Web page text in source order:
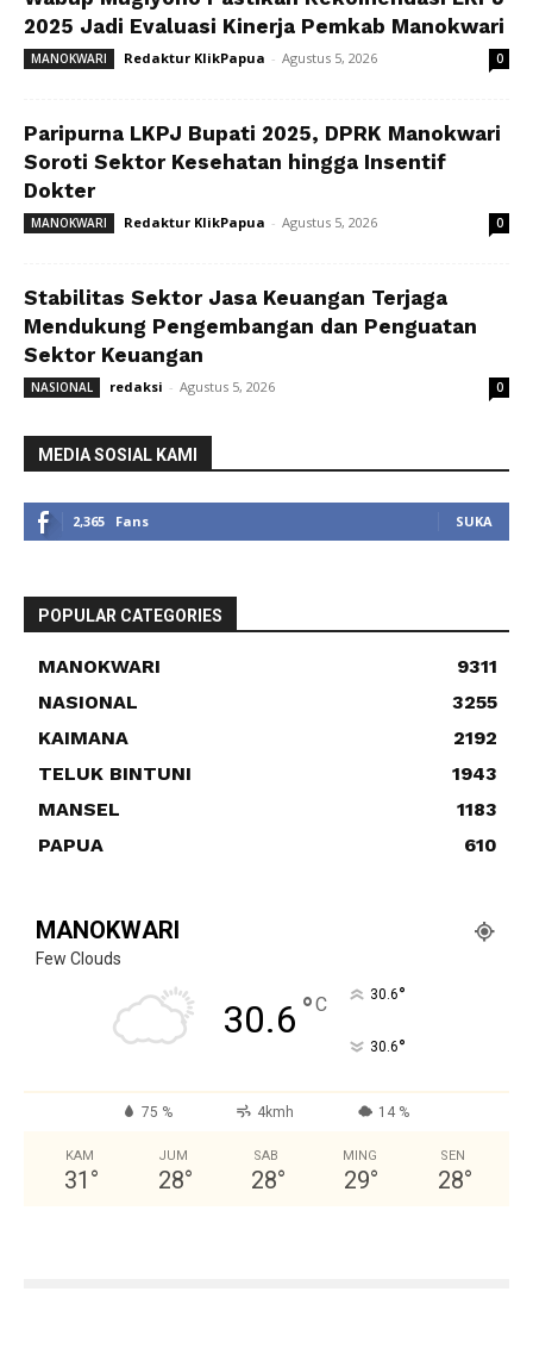
2025 Jadi Evaluasi Kinerja Pemkab Manokwari
MANOKWARI Redaktur KlikPapua - Agustus 5, 2026 0
Paripurna LKPJ Bupati 2025, DPRK Manokwari
Soroti Sektor Kesehatan hingga Insentif
Dokter
MANOKWARI Redaktur KlikPapua - Agustus 5, 2026 0
Stabilitas Sektor Jasa Keuangan Terjaga
Mendukung Pengembangan dan Penguatan
Sektor Keuangan
NASIONAL redaksi - Agustus 5, 2026 0
MEDIA SOSIAL KAMI
2,365 Fans SUKA
POPULAR CATEGORIES
MANOKWARI
9311
NASIONAL
3255
KAIMANA
2192
TELUK BINTUNI
1943
MANSEL
1183
PAPUA
610
MANOKWARI
Few Clouds
30.6 °C 30.6°
30.6°
75 % 4kmh 14 %
KAM
31 °
JUM
28°
SAB
28°
MING
29°
SEN
28°